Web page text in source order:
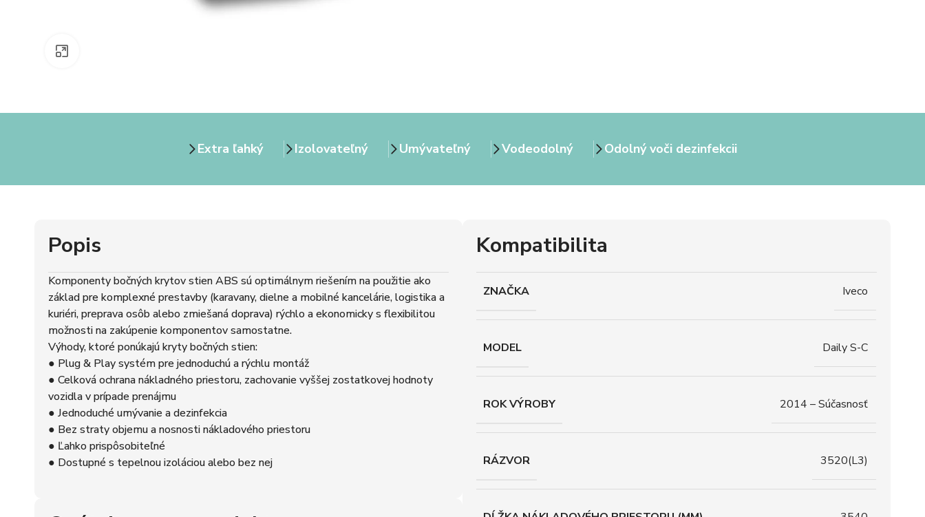
Extra ľahký Izolovateľný Umývateľný Vodeodolný Odolný voči dezinfekcii
Popis
Komponenty bočných krytov stien ABS sú optimálnym riešením na použitie ako
základ pre komplexné prestavby (karavany, dielne a mobilné kancelárie, logistika a
kuriéri, preprava osôb alebo zmiešaná doprava) rýchlo a ekonomicky s flexibilitou
možnosti na zakúpenie komponentov samostatne.
Výhody, ktoré ponúkajú kryty bočných stien:
● Plug & Play systém pre jednoduchú a rýchlu montáž
● Celková ochrana nákladného priestoru, zachovanie vyššej zostatkovej hodnoty
vozidla v prípade prenájmu
● Jednoduché umývanie a dezinfekcia
● Bez straty objemu a nosnosti nákladového priestoru
● Ľahko prispôsobiteľné
● Dostupné s tepelnou izoláciou alebo bez nej
Kompatibilita
ZNAČKA Iveco
MODEL Daily S-C
ROK VÝROBY 2014 – Súčasnosť
RÁZVOR 3520(L3)